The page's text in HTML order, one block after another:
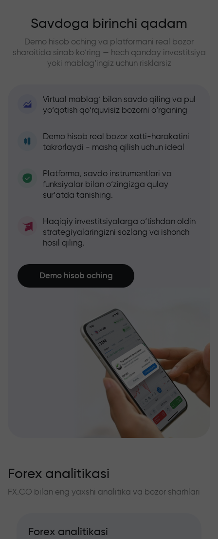
Savdoga birinchi qadam
Demo hisob oching va platformani real bozor
sharoitida sinab ko‘ring — hech qanday investitsiya
yoki mablag‘ingiz uchun risklarsiz
Virtual mablag‘ bilan savdo qiling va pul
yo‘qotish qo‘rquvisiz bozorni o‘rganing
Demo hisob real bozor xatti-harakatini
takrorlaydi - mashq qilish uchun ideal
Platforma, savdo instrumentlari va
funksiyalar bilan o‘zingizga qulay
sur’atda tanishing.
Haqiqiy investitsiyalarga o‘tishdan oldin
strategiyalaringizni sozlang va ishonch
hosil qiling.
Demo hisob oching
Forex analitikasi
FX.CO bilan eng yaxshi analitika va bozor sharhlari
Forex analitikasi